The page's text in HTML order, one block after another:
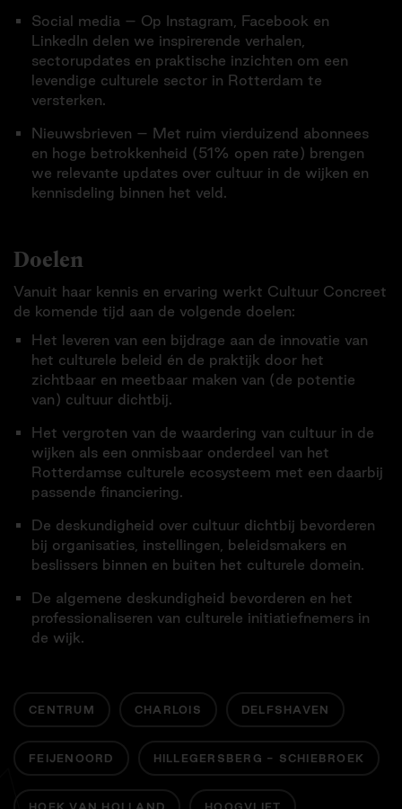
Social media – Op Instagram, Facebook en
LinkedIn delen we inspirerende verhalen,
sectorupdates en praktische inzichten om een
levendige culturele sector in Rotterdam te
versterken.
Nieuwsbrieven – Met ruim vierduizend abonnees
en hoge betrokkenheid (51% open rate) brengen
we relevante updates over cultuur in de wijken en
kennisdeling binnen het veld.
Doelen
Vanuit haar kennis en ervaring werkt Cultuur Concreet
de komende tijd aan de volgende doelen:
Het leveren van een bijdrage aan de innovatie van
het culturele beleid én de praktijk door het
zichtbaar en meetbaar maken van (de potentie
van) cultuur dichtbij.
Het vergroten van de waardering van cultuur in de
wijken als een onmisbaar onderdeel van het
Rotterdamse culturele ecosysteem met een daarbij
passende financiering.
De deskundigheid over cultuur dichtbij bevorderen
bij organisaties, instellingen, beleidsmakers en
beslissers binnen en buiten het culturele domein.
De algemene deskundigheid bevorderen en het
professionaliseren van culturele initiatiefnemers in
de wijk.
CENTRUM CHARLOIS DELFSHAVEN
FEIJENOORD HILLEGERSBERG - SCHIEBROEK